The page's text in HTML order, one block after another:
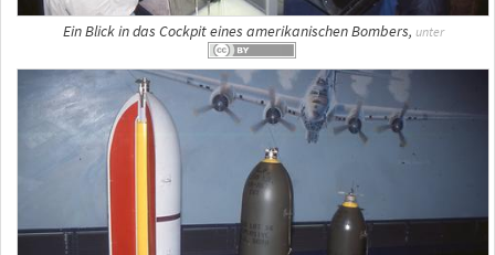
Ein Blick in das Cockpit eines amerikanischen Bombers, unter